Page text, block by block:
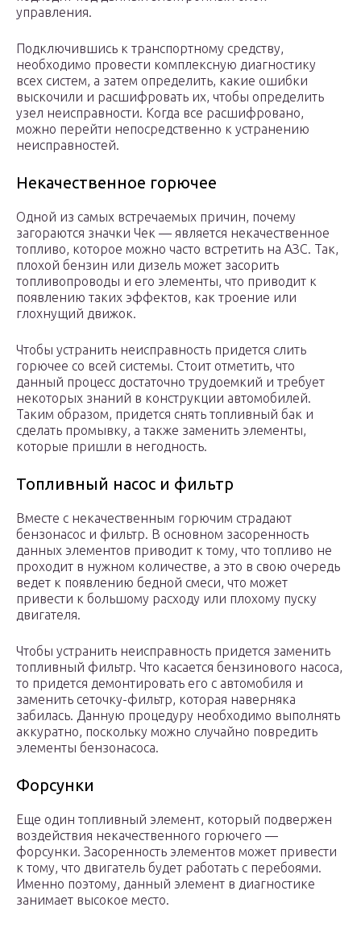
управления.
Подключившись к транспортному средству,
необходимо провести комплексную диагностику
всех систем, а затем определить, какие ошибки
выскочили и расшифровать их, чтобы определить
узел неисправности. Когда все расшифровано,
можно перейти непосредственно к устранению
неисправностей.
Некачественное горючее
Одной из самых встречаемых причин, почему
загораются значки Чек — является некачественное
топливо, которое можно часто встретить на АЗС. Так,
плохой бензин или дизель может засорить
топливопроводы и его элементы, что приводит к
появлению таких эффектов, как троение или
глохнущий движок.
Чтобы устранить неисправность придется слить
горючее со всей системы. Стоит отметить, что
данный процесс достаточно трудоемкий и требует
некоторых знаний в конструкции автомобилей.
Таким образом, придется снять топливный бак и
сделать промывку, а также заменить элементы,
которые пришли в негодность.
Топливный насос и фильтр
Вместе с некачественным горючим страдают
бензонасос и фильтр. В основном засоренность
данных элементов приводит к тому, что топливо не
проходит в нужном количестве, а это в свою очередь
ведет к появлению бедной смеси, что может
привести к большому расходу или плохому пуску
двигателя.
Чтобы устранить неисправность придется заменить
топливный фильтр. Что касается бензинового насоса,
то придется демонтировать его с автомобиля и
заменить сеточку-фильтр, которая наверняка
забилась. Данную процедуру необходимо выполнять
аккуратно, поскольку можно случайно повредить
элементы бензонасоса.
Форсунки
Еще один топливный элемент, который подвержен
воздействия некачественного горючего —
форсунки. Засоренность элементов может привести
к тому, что двигатель будет работать с перебоями.
Именно поэтому, данный элемент в диагностике
занимает высокое место.